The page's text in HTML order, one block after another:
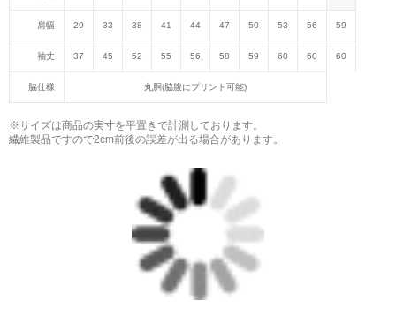
肩幅 29 33 38 41 44 47 50 53 56 59
袖丈 37 45 52 55 56 58 59 60 60 60
脇仕様 丸胴(脇腹にプリント可能)
※サイズは商品の実寸を平置きで計測しております。
繊維製品ですので2cm前後の誤差が出る場合があります。